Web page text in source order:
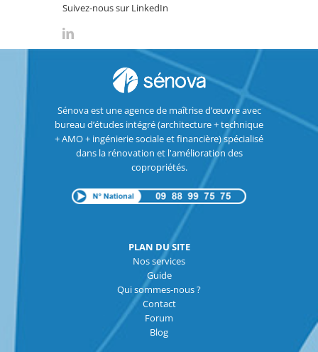
Suivez-nous sur LinkedIn
Sénova est une agence de maîtrise d’œuvre avec
bureau d’études intégré (architecture + technique
+ AMO + ingénierie sociale et financière) spécialisé
dans la rénovation et l'amélioration des
copropriétés.
PLAN DU SITE
Nos services
Guide
Qui sommes-nous ?
Contact
Forum
Blog